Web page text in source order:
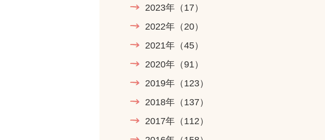
2023年 （17）
2022年 （20）
2021年 （45）
2020年 （91）
2019年 （123）
2018年 （137）
2017年 （112）